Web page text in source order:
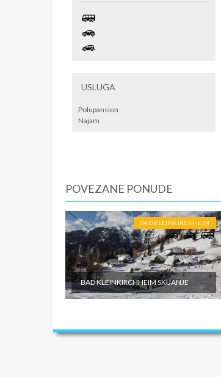
USLUGA
Polupansion
Najam
POVEZANE PONUDE
BAD KLEINKIRCHHEIM
BAD KLEINKIRCHHEIM SKIJANJE